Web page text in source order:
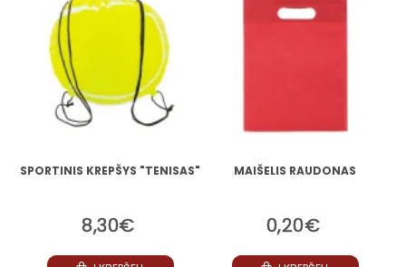
SPORTINIS KREPŠYS "TENISAS"
8,30€
MAIŠELIS RAUDONAS
0,20€